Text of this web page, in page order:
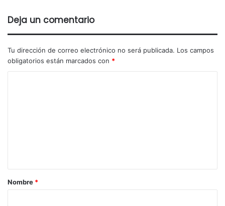
Deja un comentario
Tu dirección de correo electrónico no será publicada. Los campos
obligatorios están marcados con *
Nombre *